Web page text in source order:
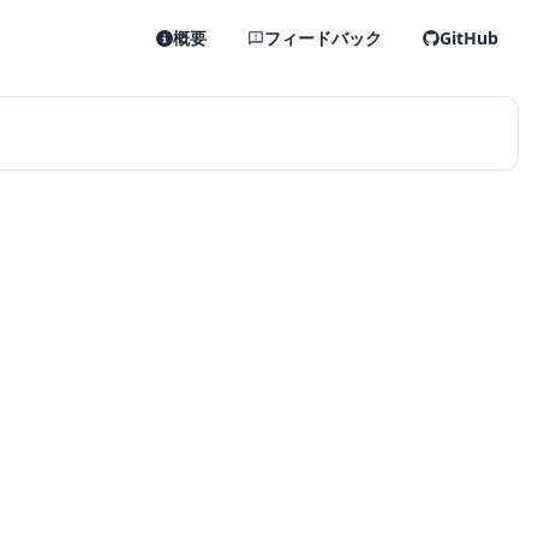
概要 フィードバック GitHub